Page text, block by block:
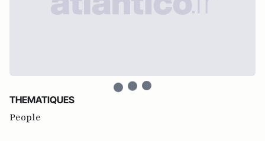
THEMATIQUES
People